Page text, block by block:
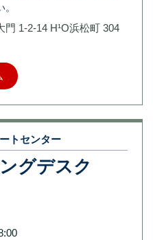
1-2-14 H¹O浜松町 304
トセンター
グデスク